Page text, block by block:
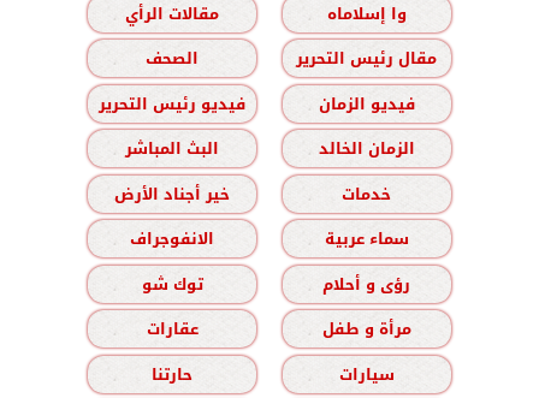
وا إسلاماه
مقالات الرأي
مقال رئيس التحرير
الصحف
فيديو الزمان
فيديو رئيس التحرير
الزمان الخالد
البث المباشر
خدمات
خير أجناد الأرض
سماء عربية
الانفوجراف
رؤى و أحلام
توك شو
مرأة و طفل
عقارات
سيارات
حارتنا